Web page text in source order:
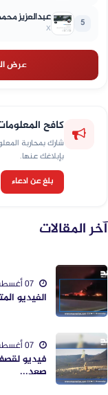
5 عبدالعزيز
X
عرض
كافح
شارك بمحاربة
بإبلاغك عنها.
بلغ عن ادعاء
آخر المقالات
الفيديو
فيديو
صعد...